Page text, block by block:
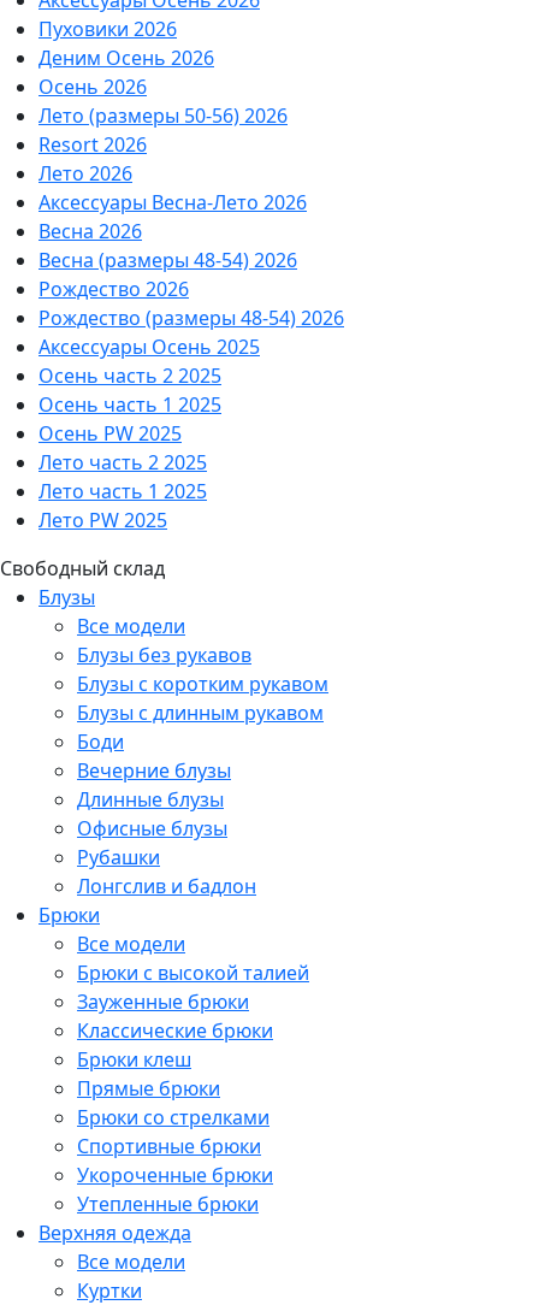
Пуховики 2026
Деним Осень 2026
Осень 2026
Лето (размеры 50-56) 2026
Resort 2026
Лето 2026
Аксессуары Весна-Лето 2026
Весна 2026
Весна (размеры 48-54) 2026
Рождество 2026
Рождество (размеры 48-54) 2026
Аксессуары Осень 2025
Осень часть 2 2025
Осень часть 1 2025
Осень PW 2025
Лето часть 2 2025
Лето часть 1 2025
Лето PW 2025
Свободный склад
Блузы
Все модели
Блузы без рукавов
Блузы с коротким рукавом
Блузы с длинным рукавом
Боди
Вечерние блузы
Длинные блузы
Офисные блузы
Рубашки
Лонгслив и бадлон
Брюки
Все модели
Брюки с высокой талией
Зауженные брюки
Классические брюки
Брюки клеш
Прямые брюки
Брюки со стрелками
Спортивные брюки
Укороченные брюки
Утепленные брюки
Верхняя одежда
Все модели
Куртки